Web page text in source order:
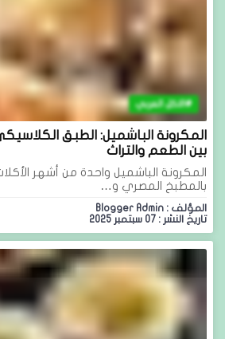
الاكل العربي
المكرونة الباشميل: الطبق
بين الطعم والتراث
المكرونة الباشميل واحدة من أشهر
بالمطبخ المصري و…
المؤلف : Blogger Admin
تاريخ النشر : 07 سبتمبر 2025